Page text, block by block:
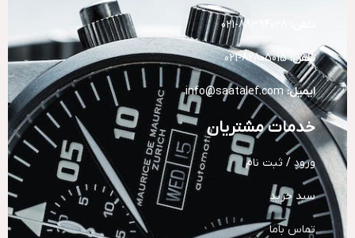
تلفن:82805015-021
ایمیل: info@saatalef.com
خدمات مشتریان
ورود / ثبت نام
سبد خرید
تماس باما